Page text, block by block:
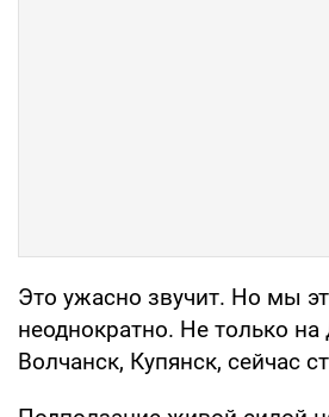
Это ужасно звучит. Но мы
неоднократно. Не только на
Волчанск, Купянск, сейчас